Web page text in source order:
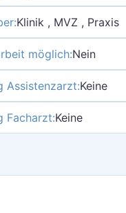
Klinik , MVZ , Praxis
möglich:Nein
Assistenzarzt:Keine
Facharzt:Keine